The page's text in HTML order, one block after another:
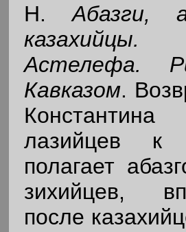
Н.Абазги,
Астелефа.
Кавказом.
лазийцев к
полагает
зихийцев,
после